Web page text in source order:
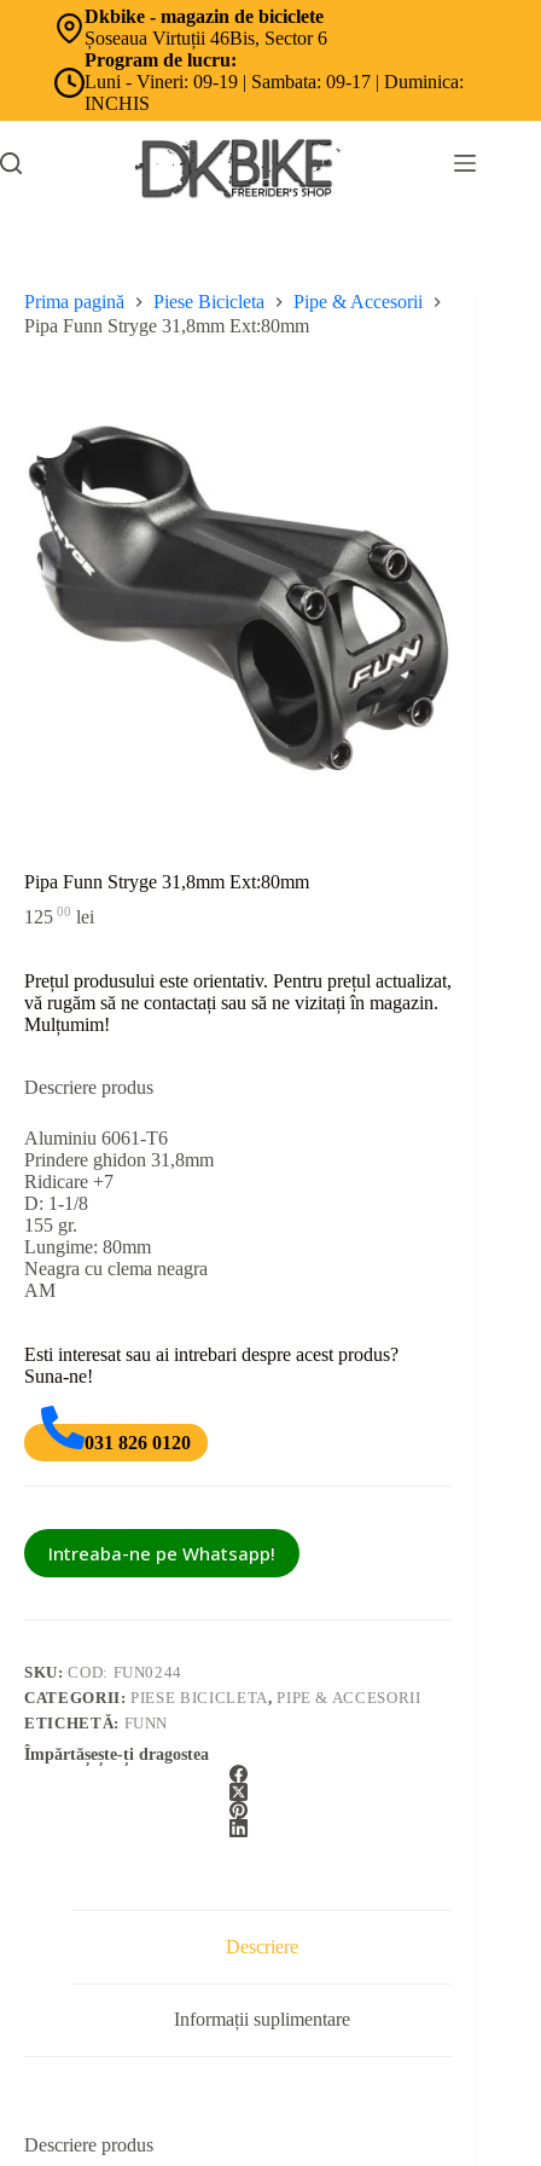
Dkbike - magazin de biciclete
Șoseaua Virtuții 46Bis, Sector 6
Program de lucru:
Luni - Vineri: 09-19 | Sambata: 09-17 | Duminica:
INCHIS
Prima pagină Piese Bicicleta
Pipe & Accesorii
Pipa Funn Stryge 31,8mm Ext:80mm
Pipa Funn Stryge 31,8mm Ext:80mm
125 00 lei
Prețul produsului este orientativ. Pentru prețul actualizat,
vă rugăm să ne contactați sau să ne vizitați în magazin.
Mulțumim!
Descriere produs
Aluminiu 6061-T6
Prindere ghidon 31,8mm
Ridicare +7
D: 1-1/8
155 gr.
Lungime: 80mm
Neagra cu clema neagra
AM
Esti interesat sau ai intrebari despre acest produs?
Suna-ne!
031 826 0120
Intreaba-ne pe Whatsapp!
SKU:COD: FUN0244
CATEGORII:PIESE BICICLETA,PIPE & ACCESORII
ETICHETĂ: FUNN
Împărtășește-ți dragostea
Descriere
Informații suplimentare
Descriere produs